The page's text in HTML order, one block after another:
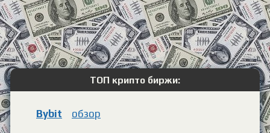
ТОП крипто биржи:
Bybit обзор